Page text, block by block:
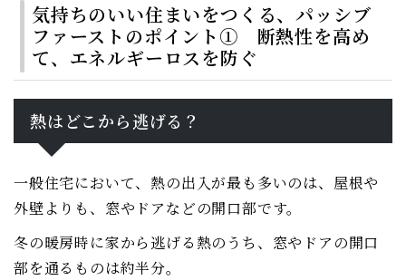
気持ちのいい住まいをつくる、パッシブ
ファーストのポイント① 断熱性を高め
て、エネルギーロスを防ぐ
熱はどこから逃げる？
一般住宅において、熱の出入が最も多いのは、屋根や
外壁よりも、窓やドアなどの開口部です。
冬の暖房時に家から逃げる熱のうち、窓やドアの開口
部を通るものは約半分。